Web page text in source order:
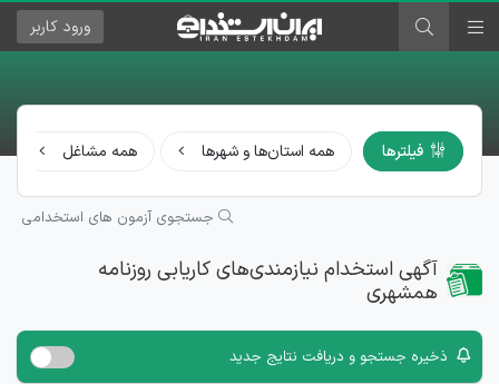
ورود کاربر
فیلترها همه استان‌ها و شهرها همه مشاغل
جستجوی آزمون های استخدامی
آگهی استخدام نیازمندی‌های کاریابی روزنامه
همشهری
ذخیره جستجو و دریافت نتایج جدید